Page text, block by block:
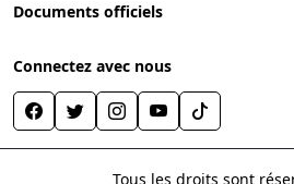
Documents officiels
Connectez avec nous
Tous les droits sont